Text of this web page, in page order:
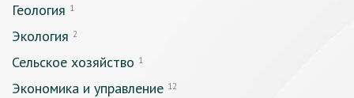
Геология 1
Экология 2
Сельское хозяйство 1
Экономика и управление 12